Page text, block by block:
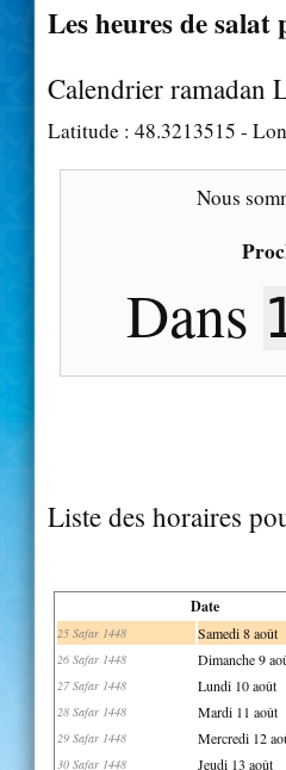
Les heures de salat
Calendrier ramadan
Latitude : 48.3213515 -
Nous
Dans
Liste des horaires
Date
25 Safar 1448 Samedi 8 août
26 Safar 1448 Dimanche 9
27 Safar 1448 Lundi 10 août
28 Safar 1448 Mardi 11 août
29 Safar 1448 Mercredi 12
30 Safar 1448 Jeudi 13 août